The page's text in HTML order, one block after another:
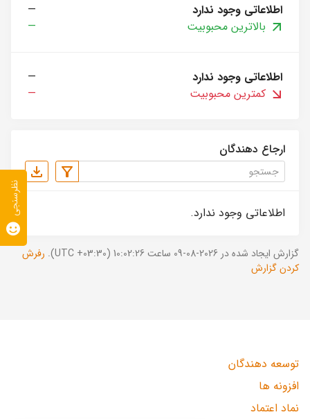
اطلاعاتی وجود ندارد
—
بالاترین محبوبیت
—
اطلاعاتی وجود ندارد
—
کمترین محبوبیت
—
ارجاع دهندگان
اطلاعاتی وجود ندارد.
گزارش ایجاد شده در 2026-08-09 ساعت 10:02:26 (UTC +03:30).
رفرش
کردن گزارش
توسعه دهندگان
افزونه ها
نماد اعتماد
نظرسنجی